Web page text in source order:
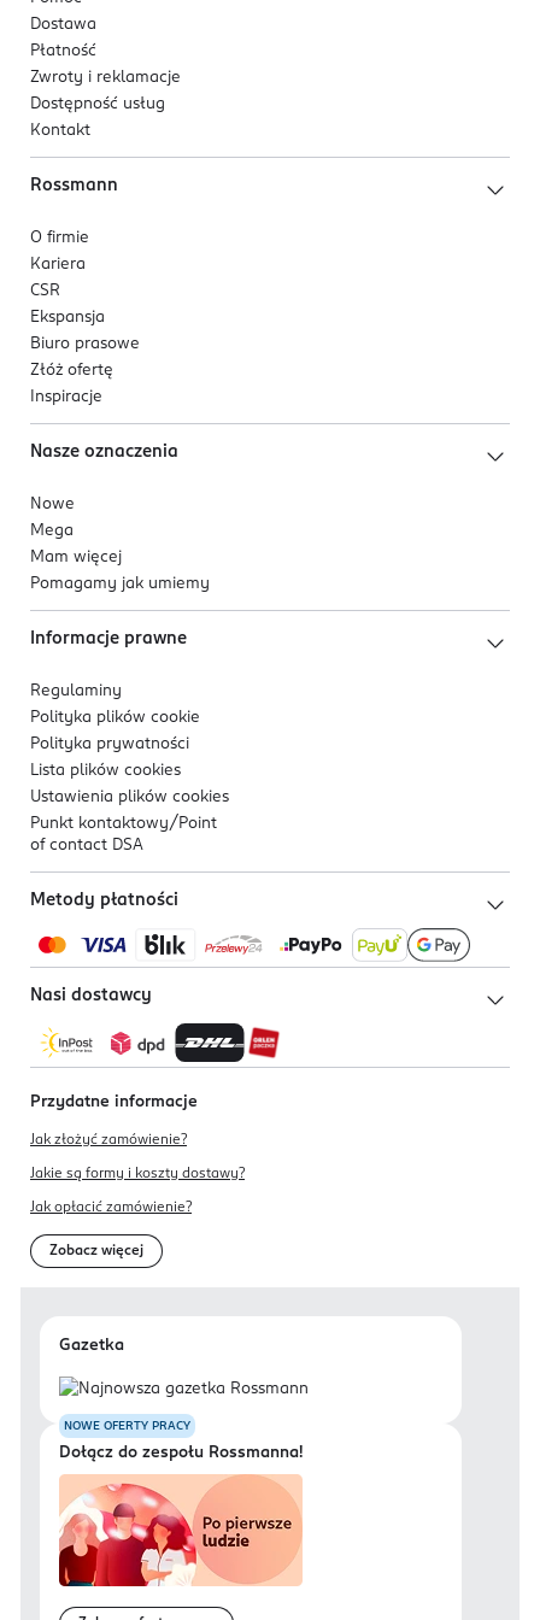
Dostawa
Płatność
Zwroty i reklamacje
Dostępność usług
Kontakt
Rossmann
O firmie
Kariera
CSR
Ekspansja
Biuro prasowe
Złóż ofertę
Inspiracje
Nasze oznaczenia
Nowe
Mega
Mam więcej
Pomagamy jak umiemy
Informacje prawne
Regulaminy
Polityka plików cookie
Polityka prywatności
Lista plików cookies
Ustawienia plików cookies
Punkt kontaktowy/ Point
of contact DSA
Metody płatności
Nasi dostawcy
Przydatne informacje
Jak złożyć zamówienie?
Jakie są formy i koszty dostawy?
Jak opłacić zamówienie?
Zobacz więcej
Gazetka
NOWE OFERTY PRACY
Dołącz do zespołu Rossmanna!